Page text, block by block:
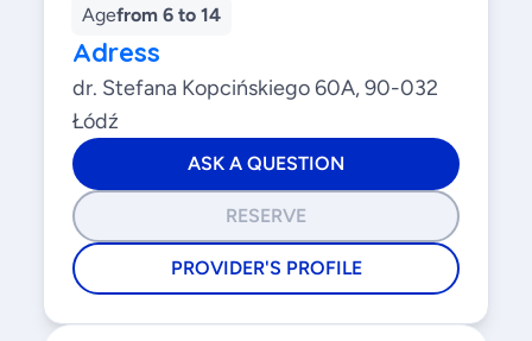
Agefrom 6 to 14
Adress
dr. Stefana Kopcińskiego 60A, 90-032
Łódź
ASK A QUESTION
RESERVE
PROVIDER'S PROFILE